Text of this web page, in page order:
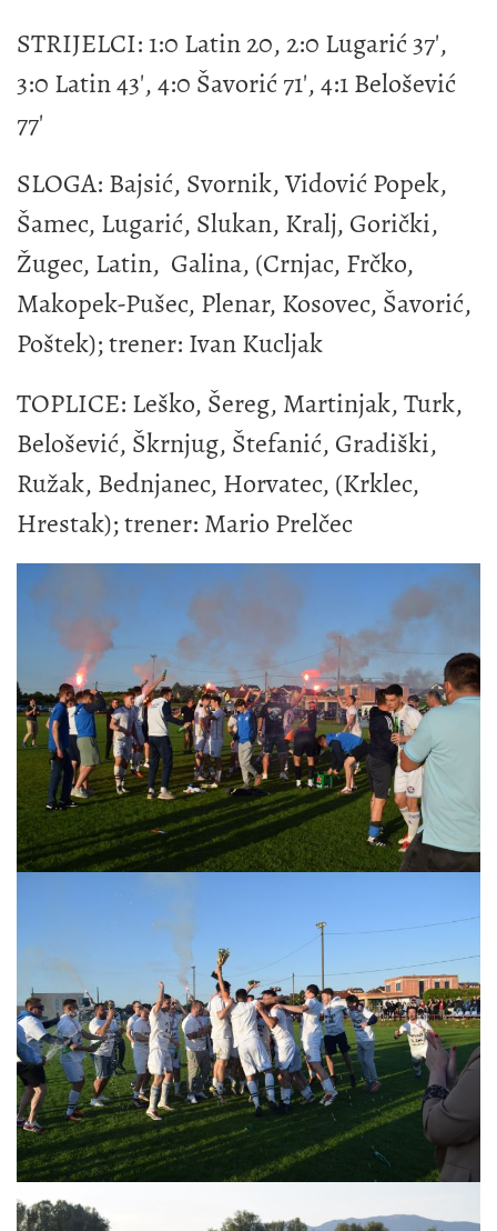
STRIJELCI: 1:0 Latin 20, 2:0 Lugarić 37',
3:0 Latin 43', 4:0 Šavorić 71', 4:1 Belošević
77'
SLOGA: Bajsić, Svornik, Vidović Popek,
Šamec, Lugarić, Slukan, Kralj, Gorički,
Žugec, Latin, Galina, (Crnjac, Frčko,
Makopek-Pušec, Plenar, Kosovec, Šavorić,
Poštek); trener: Ivan Kucljak
TOPLICE: Leško, Šereg, Martinjak, Turk,
Belošević, Škrnjug, Štefanić, Gradiški,
Ružak, Bednjanec, Horvatec, (Krklec,
Hrestak); trener: Mario Prelčec